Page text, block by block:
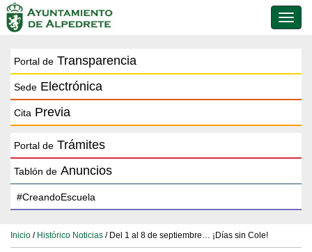
de
Portal de Transparencia
Sede Electrónica
Cita Previa
Portal de Trámites
Tablón de Anuncios
Inicio / Histórico Noticias / Del 1 al 8 de septiembre… ¡Días sin Cole!